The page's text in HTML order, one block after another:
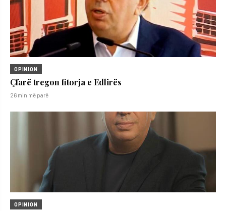
OPINION
Çfarë tregon fitorja e Edlirës
26 min më parë
OPINION